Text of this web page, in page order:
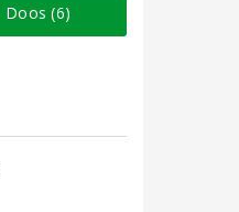
Doos (6)